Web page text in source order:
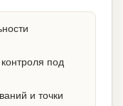
под
и точки